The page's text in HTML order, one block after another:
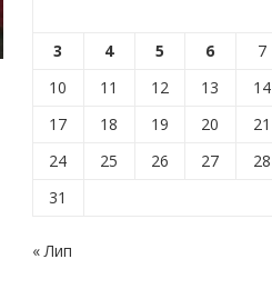
3
4 5 6 7
10
11 12 13 14
17
18 19 20 21
24
25 26 27 28
31
« Лип